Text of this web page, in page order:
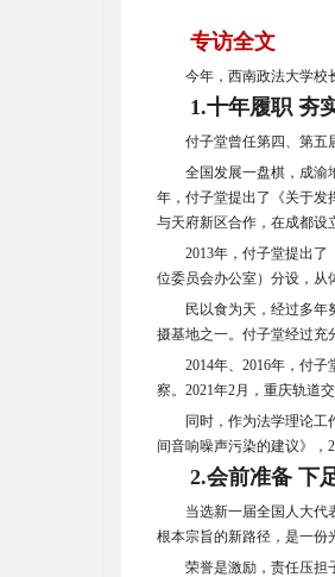
专访全文
今年，西南政法大学校
1.十年履职 夯
付子堂曾任第四、第五
全国发展一盘棋，成渝
年，付子堂提出了《关于发
与天府新区合作，在成都设
2013年，付子堂提出了
位委员会办公室）分设，从
民以食为天，经过多
摄基地之一。付子堂经过充
2014年、2016年，付
察。2021年2月，重庆轨道
同时，作为法学理论
间音响噪声污染的建议》，
2.会前准备 下
当选新一届全国人大代
根本宗旨的新路径，是一份
荣誉是激励，责任压担